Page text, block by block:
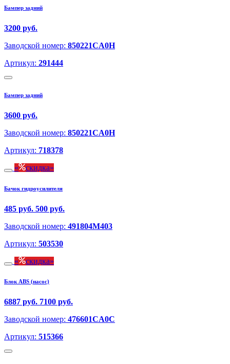
Бампер задний
3200 руб.
Заводской номер: 850221CA0H
Артикул: 291444
Бампер задний
3600 руб.
Заводской номер: 850221CA0H
Артикул: 718378
скидка
Бачок гидроусилителя
485 руб. 500 руб.
Заводской номер: 491804M403
Артикул: 503530
скидка
Блок ABS (насос)
6887 руб. 7100 руб.
Заводской номер: 476601CA0C
Артикул: 515366